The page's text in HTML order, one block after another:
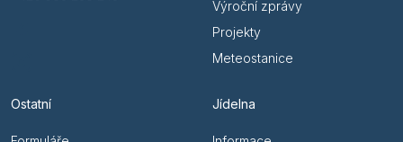
Výroční zprávy
Projekty
Meteostanice
Ostatní Jídelna